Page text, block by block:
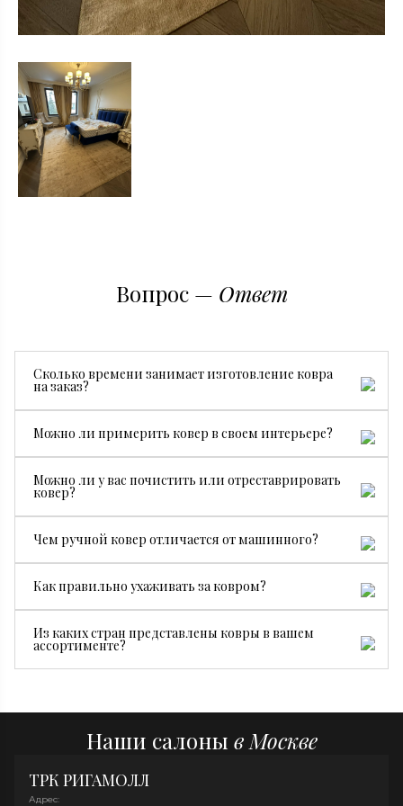
Вопрос — Ответ
Сколько времени занимает изготовление ковра
на заказ?
производства. В среднем изготовление занимает от 3
месяцев.
Можно ли примерить ковер в своем интерьере?
примерку, чтобы вы могли посмотреть, как он будет
Можно ли у вас почистить или отреставрировать
ковер?
реставрации ковров.
Чем ручной ковер отличается от машинного?
он долговечнее, ценнее и уникален. Машинные
ковры производятся серийно и стоят дешевле.
Как правильно ухаживать за ковром?
турбощетки и средств без хлора. При необходимости
Из каких стран представлены ковры в вашем
ассортименте?
Наши салоны в Москве
ТРК РИГАМОЛЛ
Адрес: